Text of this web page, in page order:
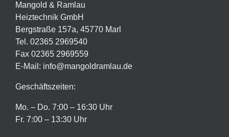
Mangold & Ramlau
Heiztechnik GmbH
Bergstraße 157a, 45770 Marl
Tel. 02365 2969540
Fax 02365 2969559
E-Mail: info@mangoldramlau.de
Geschäftszeiten:
Mo. – Do. 7:00 – 16:30 Uhr
Fr. 7:00 – 13:30 Uhr